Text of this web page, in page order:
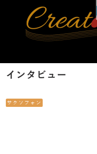
インタビュー
サクソフォン